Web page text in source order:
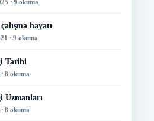
· 9 okuma
hayatı
· 9 okuma
Tarihi
8 okuma
Uzmanları
8 okuma